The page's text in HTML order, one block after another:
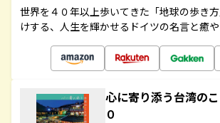
世界を４０年以上歩いてきた「地球の歩き
けする、人生を輝かせるドイツの名言と癒
心に寄り添う台湾の
０